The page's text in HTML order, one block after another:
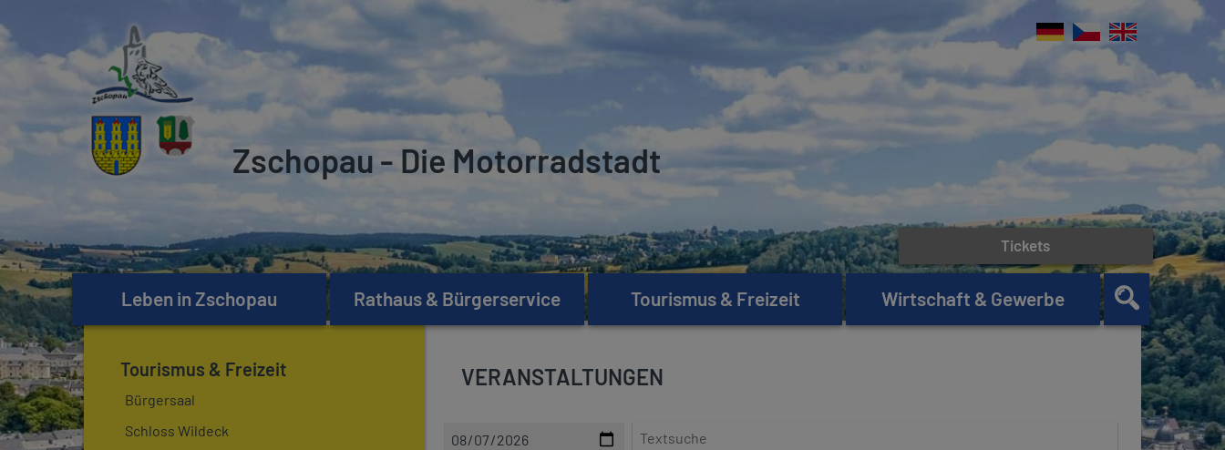
Zschopau - Die Motorradstadt
Leben in Zschopau Rathaus & Bürgerservice Tourismus & Freizeit Wirtschaft & Gewerbe
Tickets
Tourismus & Freizeit
Bürgersaal
Schloss Wildeck
VERANSTALTUNGEN